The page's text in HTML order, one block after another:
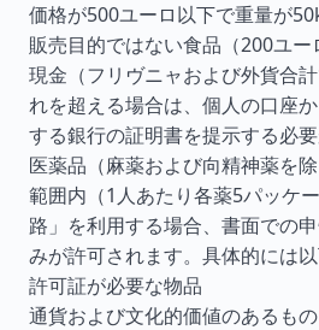
価格が500ユーロ以下で重量が
販売目的ではない食品（200ユー
現金（フリヴニャおよび外貨合
れを超える場合は、個人の口座
する銀行の証明書を提示する必要
医薬品（麻薬および向精神薬を
範囲内（1人あたり各薬5パッケ
路」を利用する場合、書面での
みが許可されます。具体的には
許可証が必要な物品
通貨および文化的価値のあるもの